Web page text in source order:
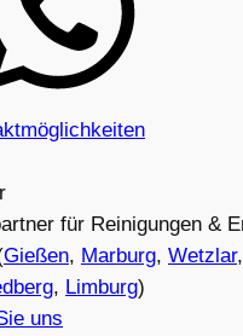
für Reinigungen &
Gießen, Marburg, Wetzlar,
, Limburg)
uns